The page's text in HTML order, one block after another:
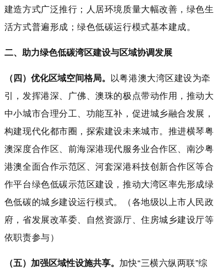
建造方式广泛推行；人居环境质量大幅改善，绿色生
活方式普遍形成；绿色低碳运行模式基本建成。
二、助力绿色低碳湾区建设与区域协调发展
（四）优化区域空间格局。
以粤港澳大湾区建设为牵
引，发挥港深、广佛、澳珠的极点带动作用，推动大
中小城市合理分工、功能互补，促进城乡融合发展，
构建现代化都市圈，探索建设未来城市。推进横琴粤
澳深度合作区、前海深港现代服务业合作区、南沙粤
港澳全面合作示范区、河套深港科技创新合作区等合
作平台绿色低碳示范区建设，推动大湾区率先形成绿
色低碳的城乡建设运行模式。（各地级以上市人民政
府，省发展改革委、自然资源厅、住房城乡建设厅等
依职责参与）
（五）加强区域性设施共享。 加快“三横六纵两联”综